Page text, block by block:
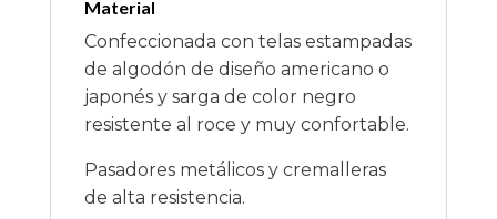
Material
Confeccionada con telas estampadas
de algodón de diseño americano o
japonés y sarga de color negro
resistente al roce y muy confortable.
Pasadores metálicos y cremalleras
de alta resistencia.